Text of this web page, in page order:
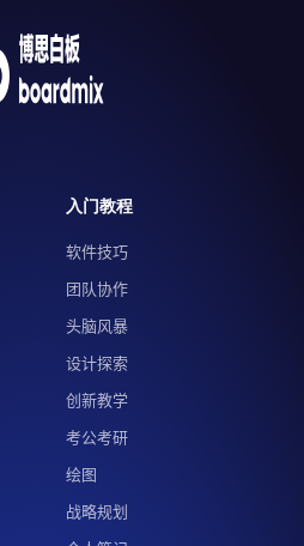
入门教程
软件技巧
团队协作
头脑风暴
设计探索
创新教学
考公考研
绘图
战略规划